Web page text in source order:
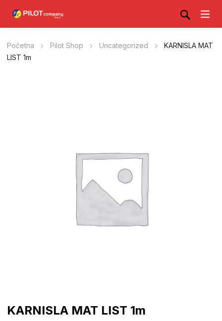
Početna Pilot Shop Uncategorized
KARNISLA MAT
LIST 1m
KARNISLA MAT LIST 1m